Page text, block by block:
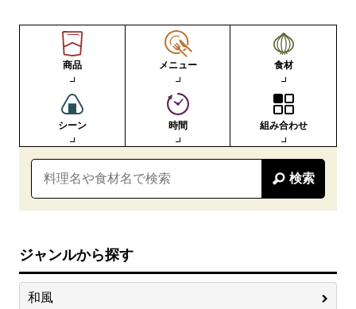
商品 メニュー 食材
シーン 時間 組み合わせ
検索
ジャンルから探す
和風